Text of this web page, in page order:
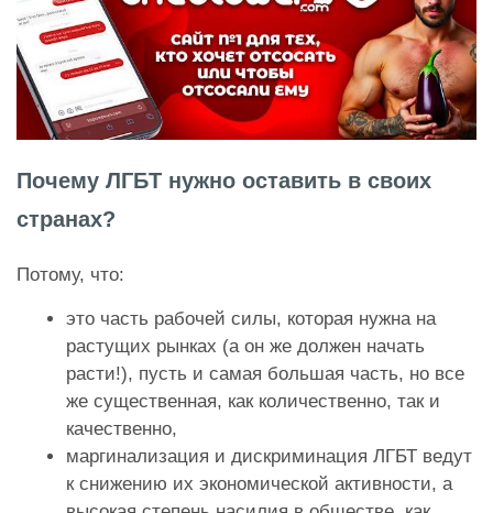
Почему ЛГБТ нужно оставить в своих
странах?
Потому, что:
это часть рабочей силы, которая нужна на
растущих рынках (а он же должен начать
расти!), пусть и самая большая часть, но все
же существенная, как количественно, так и
качественно,
маргинализация и дискриминация ЛГБТ ведут
к снижению их экономической активности, а